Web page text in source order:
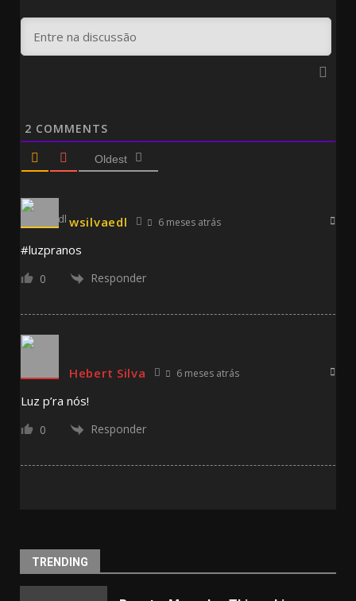
2 COMMENTS
Oldest
wsilvaedl 6 meses atrás
#luzpranos
0 Responder
Hebert Silva 6 meses atrás
Luz p’ra nós!
0 Responder
TRENDING